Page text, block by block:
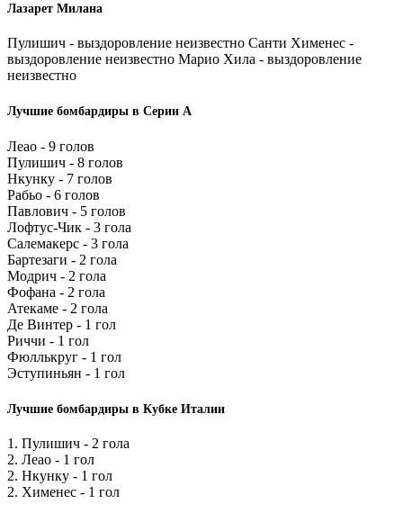
Лазарет Милана
Пулишич - выздоровление неизвестно Санти Хименес -
выздоровление неизвестно Марио Хила - выздоровление
неизвестно
Лучшие бомбардиры в Серии А
Леао - 9 голов
Пулишич - 8 голов
Нкунку - 7 голов
Рабьо - 6 голов
Павлович - 5 голов
Лофтус-Чик - 3 гола
Салемакерс - 3 гола
Бартезаги - 2 гола
Модрич - 2 гола
Фофана - 2 гола
Атекаме - 2 гола
Де Винтер - 1 гол
Риччи - 1 гол
Фюллькруг - 1 гол
Эступиньян - 1 гол
Лучшие бомбардиры в Кубке Италии
1. Пулишич - 2 гола
2. Леао - 1 гол
2. Нкунку - 1 гол
2. Хименес - 1 гол